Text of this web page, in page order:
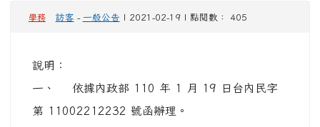
學務 訪客 - 一般公告 | 2021-02-19 | 點閱數： 405
說明：
一、 依據內政部 110 年 1 月 19 日台內民字
第 11002212232 號函辦理。